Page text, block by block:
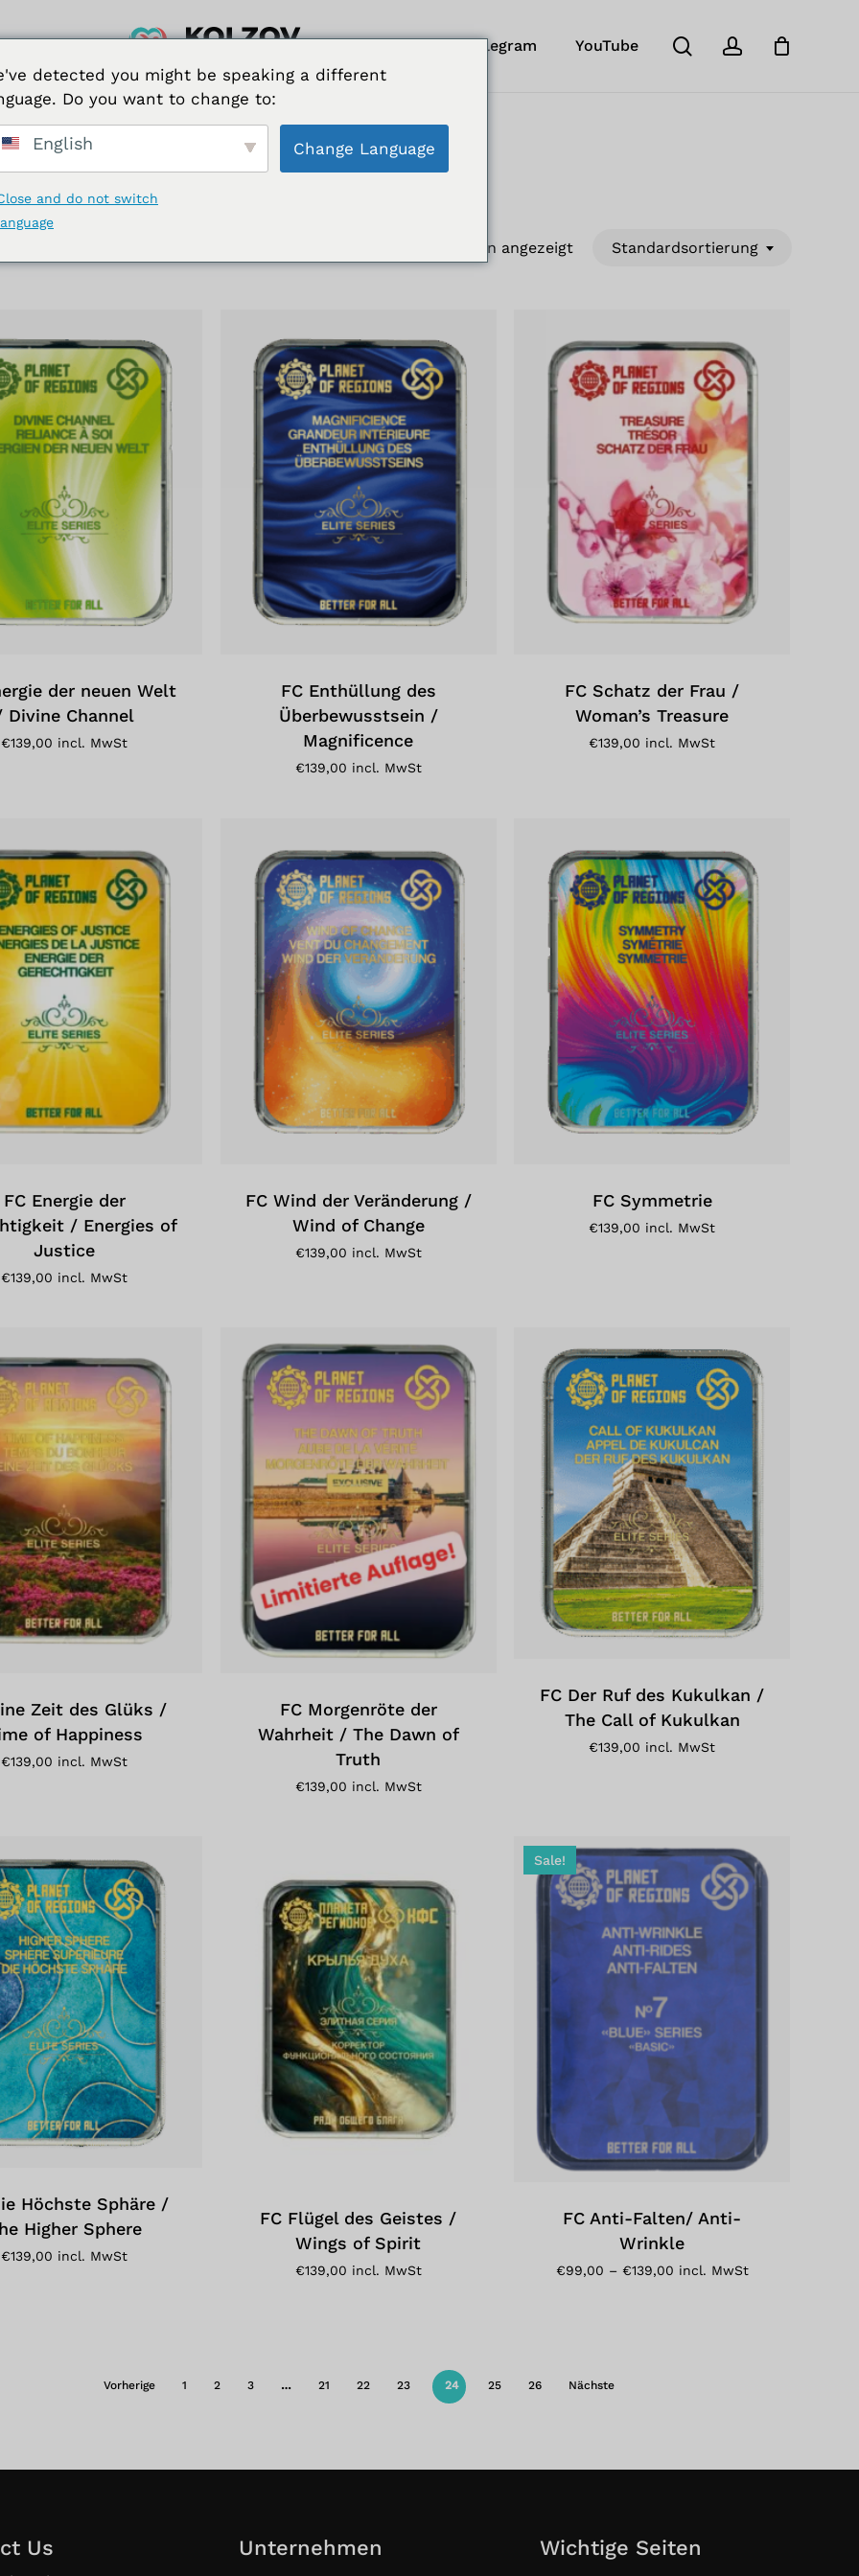
Wichtige Info DE Wir in Telegram YouTube SucheKonto
Warenkorb
Es befinden sich keine Produkte im
Warenkorb.
Zum Shop Gehen
Ergebnisse 277 – 288 von 312 werden angezeigt Standardsortierung
der neuen Welt
Divine Channel
€139,00 incl. MwSt
FC Enthüllung des
Überbewusstsein /
Magnificence
€139,00 incl. MwSt
FC Schatz der Frau /
Woman’s Treasure
€139,00 incl. MwSt
FC Energie der
/ Energies of
Justice
€139,00 incl. MwSt
FC Wind der Veränderung /
Wind of Change
€139,00 incl. MwSt
FC Symmetrie
€139,00 incl. MwSt
Zeit des Glüks /
of Happiness
€139,00 incl. MwSt
FC Morgenröte der
Wahrheit / The Dawn of
Truth
€139,00 incl. MwSt
FC Der Ruf des Kukulkan /
The Call of Kukulkan
€139,00 incl. MwSt
Höchste Sphäre /
Higher Sphere
€139,00 incl. MwSt
FC Flügel des Geistes /
Wings of Spirit
€139,00 incl. MwSt
Sale!
Dieses
Produkt
weist
Varianten
Produktseite
FC Anti-Falten/ Anti-
Wrinkle
€99,00 – €139,00Preisspanne:
incl. MwSt
Vorherige 1 2 3 … 21 22 23 24 25 26 Nächste
Us Unternehmen Wichtige Seiten
detected you might be speaking a different
Do you want to change to:
English Change Language
and do not switch